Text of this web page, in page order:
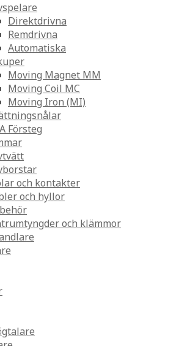
Direktdrivna
Remdrivna
Automatiska
Moving Magnet MM
Moving Coil MC
Moving Iron (MI)
Försteg
och kontakter
och hyllor
och klämmor